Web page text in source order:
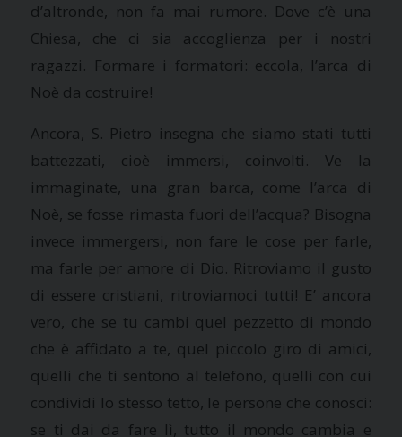
d’altronde, non fa mai rumore. Dove c’è una
Chiesa, che ci sia accoglienza per i nostri
ragazzi. Formare i formatori: eccola, l’arca di
Noè da costruire!
Ancora, S. Pietro insegna che siamo stati tutti
battezzati, cioè immersi, coinvolti. Ve la
immaginate, una gran barca, come l’arca di
Noè, se fosse rimasta fuori dell’acqua? Bisogna
invece immergersi, non fare le cose per farle,
ma farle per amore di Dio. Ritroviamo il gusto
di essere cristiani, ritroviamoci tutti! E’ ancora
vero, che se tu cambi quel pezzetto di mondo
che è affidato a te, quel piccolo giro di amici,
quelli che ti sentono al telefono, quelli con cui
condividi lo stesso tetto, le persone che conosci:
se ti dai da fare lì, tutto il mondo cambia e